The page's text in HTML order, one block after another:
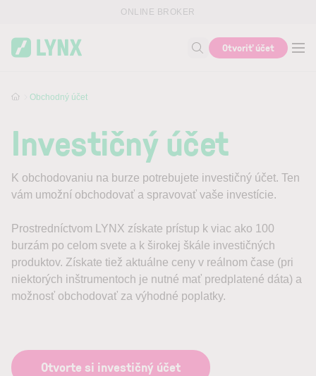
ONLINE BROKER
VyhľadaťOtvoriť účet
Obchodný účet
Investičný účet
K obchodovaniu na burze potrebujete investičný účet. Ten
vám umožní obchodovať a spravovať vaše investície.
Prostredníctvom LYNX získate prístup k viac ako 100
burzám po celom svete a k širokej škále investičných
produktov. Získate tiež aktuálne ceny v reálnom čase (pri
niektorých inštrumentoch je nutné mať predplatené dáta) a
možnosť obchodovať za výhodné poplatky.
Otvorte si investičný účet